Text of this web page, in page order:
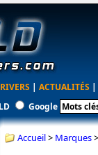
| ACTUALITÉS |
Google
Accueil> Marques>